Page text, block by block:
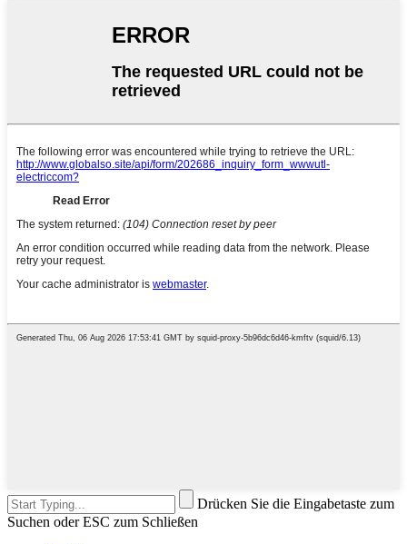
Drücken Sie die Eingabetaste zum
Suchen oder ESC zum Schließen